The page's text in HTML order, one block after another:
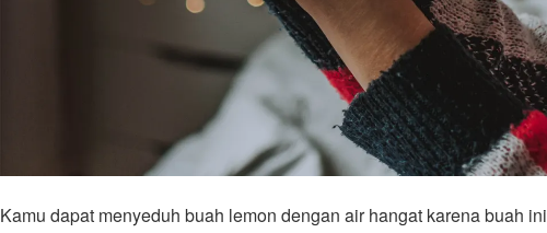
Kamu dapat menyeduh buah lemon dengan air hangat karena buah ini